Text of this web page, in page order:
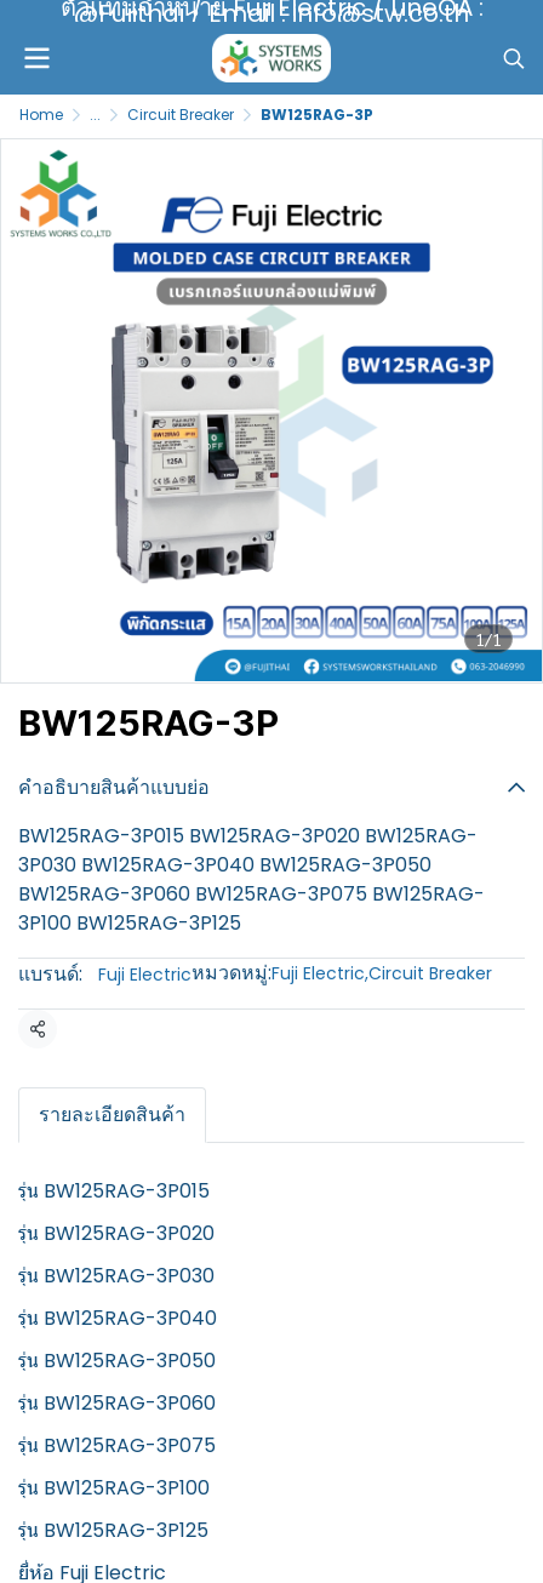
ตัวแทนจำหน่าย Fuji Electric / LineOA :
@Fujithai / Email : info@stw.co.th
Home ... Circuit Breaker BW125RAG-3P
1/1
BW125RAG-3P
คำอธิบายสินค้าแบบย่อ
BW125RAG-3P015 BW125RAG-3P020 BW125RAG-
3P030 BW125RAG-3P040 BW125RAG-3P050
BW125RAG-3P060 BW125RAG-3P075 BW125RAG-
3P100 BW125RAG-3P125
แบรนด์:
Fuji Electricหมวดหมู่:Fuji Electric,Circuit Breaker
แชร์
รายละเอียดสินค้า
รุ่น BW125RAG-3P015
รุ่น BW125RAG-3P020
รุ่น BW125RAG-3P030
รุ่น BW125RAG-3P040
รุ่น BW125RAG-3P050
รุ่น BW125RAG-3P060
รุ่น BW125RAG-3P075
รุ่น BW125RAG-3P100
รุ่น BW125RAG-3P125
ยี่ห้อ Fuji Electric